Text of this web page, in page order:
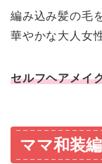
編み込み髪の毛
華やかな大人女
セルフヘアメイ
ママ和装